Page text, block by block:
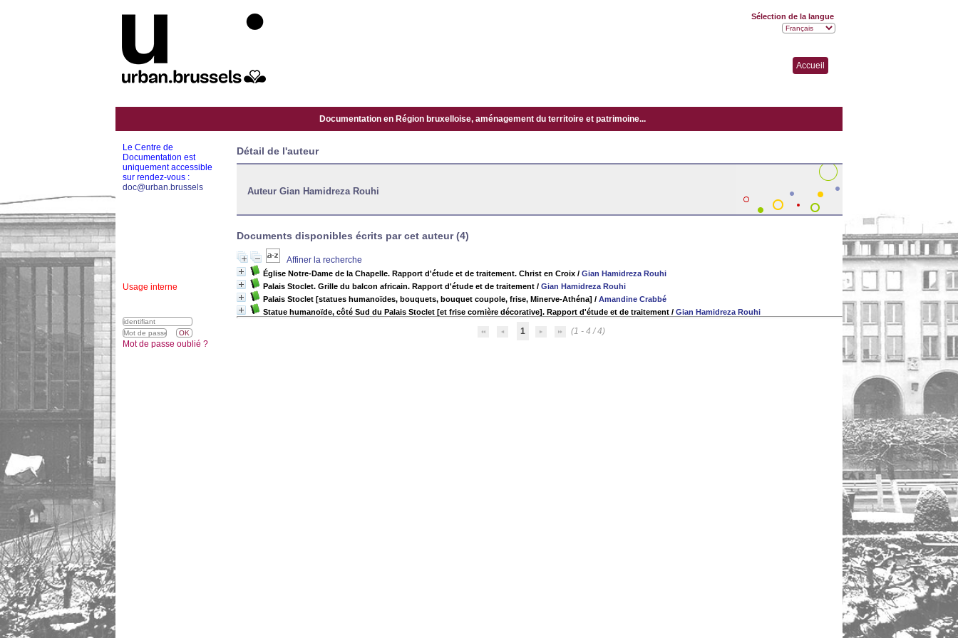
Accueil
Documentation en Région bruxelloise, aménagement du territoire et patrimoine...
Détail de l'auteur
Auteur Gian Hamidreza Rouhi
Documents disponibles écrits par cet auteur (4)
Affiner la recherche
Église Notre-Dame de la Chapelle. Rapport d'étude et de traitement. Christ en Croix / Gian Hamidreza Rouhi
Palais Stoclet. Grille du balcon africain. Rapport d'étude et de traitement / Gian Hamidreza Rouhi
Palais Stoclet [statues humanoïdes, bouquets, bouquet coupole, frise, Minerve-Athéna] / Amandine Crabbé
Statue humanoïde, côté Sud du Palais Stoclet [et frise cornière décorative]. Rapport d'étude et de traitement / Gian Hamidreza Rouhi
1 (1 - 4 / 4)
Le Centre de
Documentation est
uniquement accessible
sur rendez-vous :
doc@urban.brussels
Usage interne
Sélection de la langue
Mot de passe oublié ?